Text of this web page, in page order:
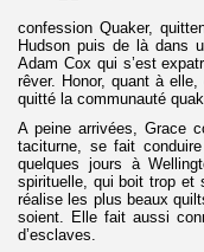
confession Quaker,
Hudson puis de là dans
Adam Cox qui s’est
rêver. Honor, quant à
quitté la communauté
A peine arrivées, Grace
taciturne, se fait
quelques jours à
spirituelle, qui boit trop et
réalise les plus beaux
soient. Elle fait aussi
d’esclaves.